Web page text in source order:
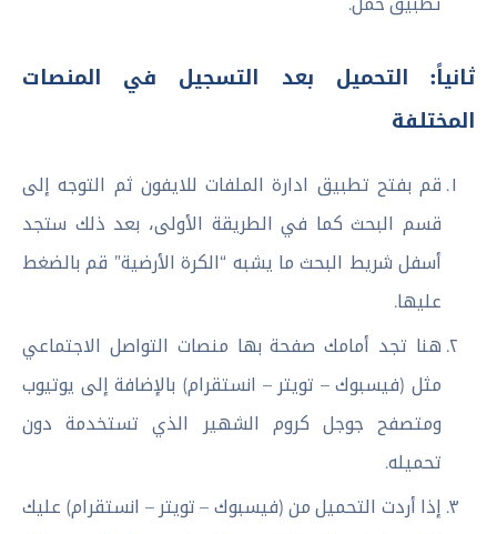
ثانياً: التحميل بعد التسجيل في المنصات
المختلفة
قم بفتح تطبيق ادارة الملفات للايفون ثم التوجه إلى
قسم البحث كما في الطريقة الأولى، بعد ذلك ستجد
أسفل شريط البحث ما يشبه “الكرة الأرضية” قم بالضغط
عليها.
هنا تجد أمامك صفحة بها منصات التواصل الاجتماعي
مثل (فيسبوك – تويتر – انستقرام) بالإضافة إلى يوتيوب
ومتصفح جوجل كروم الشهير الذي تستخدمة دون
تحميله.
إذا أردت التحميل من (فيسبوك – تويتر – انستقرام) عليك